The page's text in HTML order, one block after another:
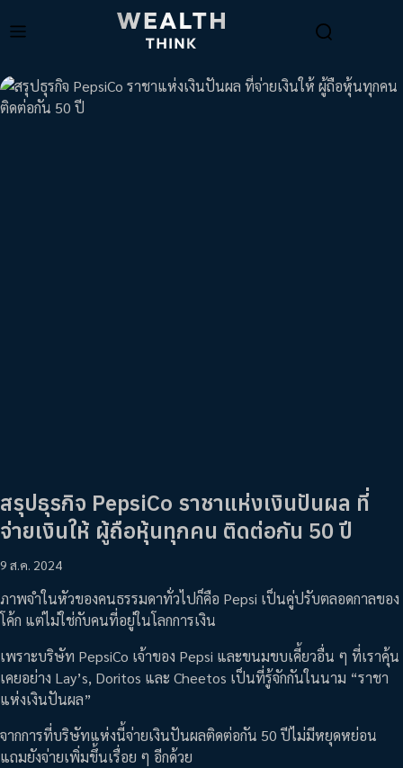
สรุปธุรกิจ PepsiCo ราชาแห่งเงินปันผล ที่
จ่ายเงินให้ ผู้ถือหุ้นทุกคน ติดต่อกัน 50 ปี
9 ส.ค. 2024
ภาพจำในหัวของคนธรรมดาทั่วไปก็คือ Pepsi เป็นคู่ปรับตลอดกาลของ
โค้ก แต่ไม่ใช่กับคนที่อยู่ในโลกการเงิน
เพราะบริษัท PepsiCo เจ้าของ Pepsi และขนมขบเคี้ยวอื่น ๆ ที่เราคุ้น
เคยอย่าง Lay’s, Doritos และ Cheetos เป็นที่รู้จักกันในนาม “ราชา
แห่งเงินปันผล”
จากการที่บริษัทแห่งนี้จ่ายเงินปันผลติดต่อกัน 50 ปีไม่มีหยุดหย่อน
แถมยังจ่ายเพิ่มขึ้นเรื่อย ๆ อีกด้วย